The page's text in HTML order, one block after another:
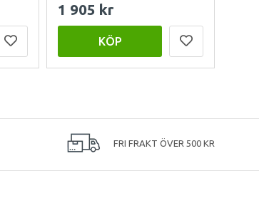
1 905 kr
KÖP
FRI FRAKT ÖVER 500 KR